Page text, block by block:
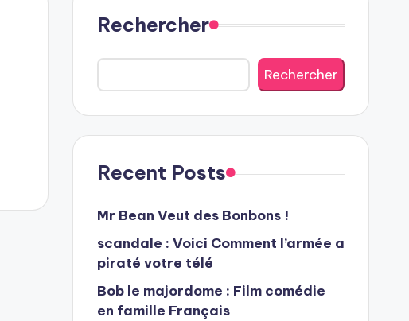
Rechercher
Rechercher
Recent Posts
Mr Bean Veut des Bonbons !
scandale : Voici Comment l’armée a
piraté votre télé
Bob le majordome : Film comédie
en famille Français